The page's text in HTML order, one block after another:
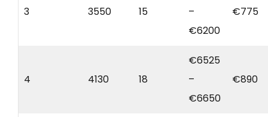
3 3550 15
–
€6200
€775
4 4130 18
€6525
–
€6650
€890